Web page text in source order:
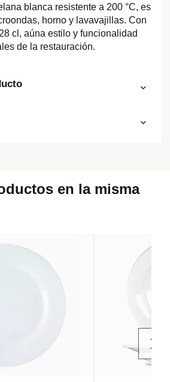
blanca resistente a 200 °C, es
horno y lavavajillas. Con
cl, aúna estilo y funcionalidad
de la restauración.
en la misma